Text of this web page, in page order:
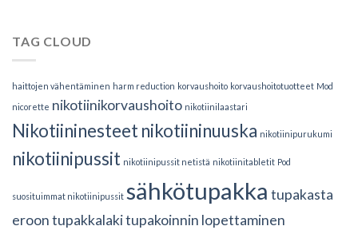
TAG CLOUD
haittojen vähentäminen harm reduction korvaushoito korvaushoitotuotteet Mod
nicorette nikotiinikorvaushoito nikotiinilaastari
Nikotiininesteet nikotiininuuska nikotiinipurukumi
nikotiinipussit nikotiinipussit netistä nikotiinitabletit Pod
suosituimmat nikotiinipussit sähkötupakka tupakasta
eroontupakkalakitupakoinnin lopettaminen